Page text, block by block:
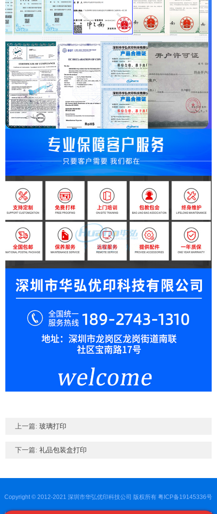
上一篇:玻璃打印
下一篇:礼品包装盒打印
Copyright © 2012-2021 深圳市华弘优印科技公司 版权所有粤ICP备19145336号